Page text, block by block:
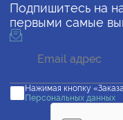
Подпишитесь на
первыми самые
Нажимая кнопку
Персональных данных